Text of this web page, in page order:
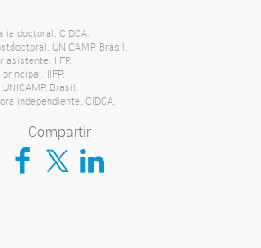
doctoral. CIDCA.
UNICAMP, Brasil.
asistente. IIFP.
IIFP.
Brasil.
independiente. CIDCA.
Compartir
Compartir en Facebook
Compartir en TwitterCompartir en LinkedIn